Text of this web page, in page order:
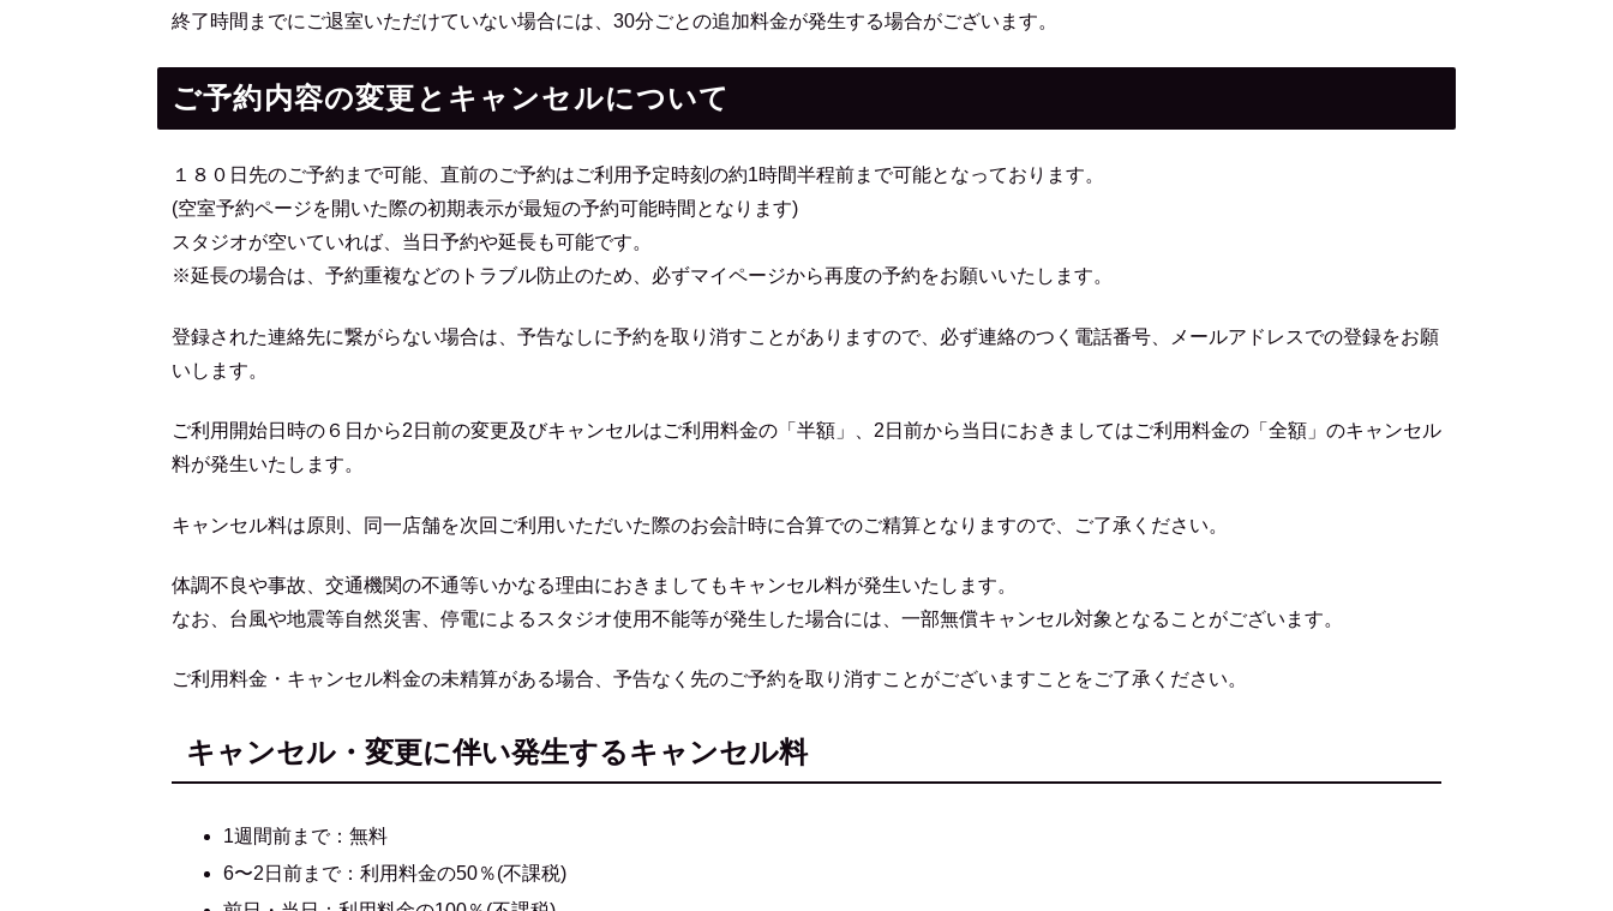
終了時間までにご退室いただけていない場合には、30分ごとの追加料金が発生する場合がございます。
ご予約内容の変更とキャンセルについて
１８０日先のご予約まで可能、直前のご予約はご利用予定時刻の約1時間半程前まで可能となっております。
(空室予約ページを開いた際の初期表示が最短の予約可能時間となります)
スタジオが空いていれば、当日予約や延長も可能です。
※延長の場合は、予約重複などのトラブル防止のため、必ずマイページから再度の予約をお願いいたします。
登録された連絡先に繋がらない場合は、予告なしに予約を取り消すことがありますので、必ず連絡のつく電話番号、メールアドレスでの登録をお願
いします。
ご利用開始日時の６日から2日前の変更及びキャンセルはご利用料金の「半額」、2日前から当日におきましてはご利用料金の「全額」のキャンセル
料が発生いたします。
キャンセル料は原則、同一店舗を次回ご利用いただいた際のお会計時に合算でのご精算となりますので、ご了承ください。
体調不良や事故、交通機関の不通等いかなる理由におきましてもキャンセル料が発生いたします。
なお、台風や地震等自然災害、停電によるスタジオ使用不能等が発生した場合には、一部無償キャンセル対象となることがございます。
ご利用料金・キャンセル料金の未精算がある場合、予告なく先のご予約を取り消すことがございますことをご了承ください。
キャンセル・変更に伴い発生するキャンセル料
1週間前まで：無料
6〜2日前まで：利用料金の50％(不課税)